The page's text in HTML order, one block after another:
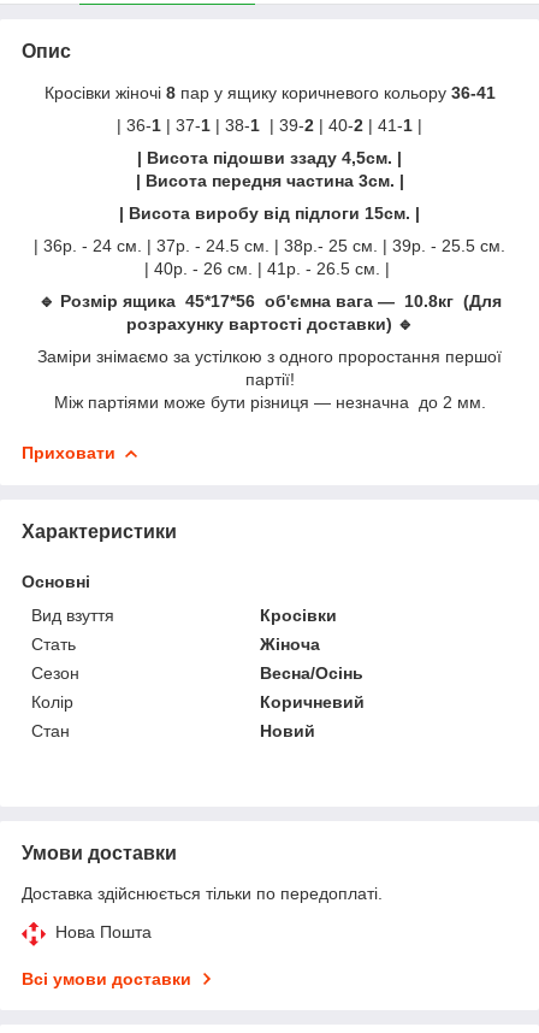
Опис
Кросівки жіночі 8пар у ящику коричневого кольору 36-41
| 36-1 | 37-1 | 38-1 | 39-2 | 40-2 | 41-1 |
| Висота підошви ззаду 4,5см. |
| Висота передня частина 3см. |
| Висота виробу від підлоги 15см. |
| 36р. - 24 см. | 37р. - 24.5 см. | 38р.- 25 см. | 39р. - 25.5 см.
| 40р. - 26 см. | 41р. - 26.5 см. |
🔹 Розмір ящика 45*17*56 об'ємна вага — 10.8кг (Для
розрахунку вартості доставки) 🔹
Заміри знімаємо за устілкою з одного проростання першої
партії!
Між партіями може бути різниця — незначна до 2 мм.
Приховати
Характеристики
Основні
Вид взуття
Кросівки
Стать
Жіноча
Сезон
Весна/Осінь
Колір
Коричневий
Стан
Новий
Умови доставки
Доставка здійснюється тільки по передоплаті.
Нова Пошта
Всі умови доставки